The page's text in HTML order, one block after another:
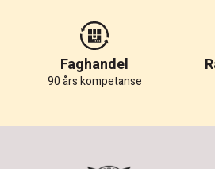
Faghandel
90 års kompetanse